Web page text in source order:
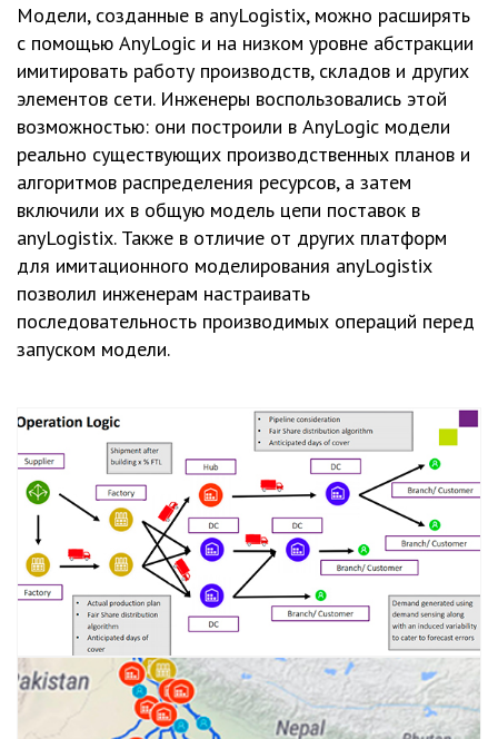
Модели, созданные в anyLogistix, можно расширять
с помощью AnyLogic и на низком уровне абстракции
имитировать работу производств, складов и других
элементов сети. Инженеры воспользовались этой
возможностью: они построили в AnyLogic модели
реально существующих производственных планов и
алгоритмов распределения ресурсов, а затем
включили их в общую модель цепи поставок в
anyLogistix. Также в отличие от других платформ
для имитационного моделирования anyLogistix
позволил инженерам настраивать
последовательность производимых операций перед
запуском модели.